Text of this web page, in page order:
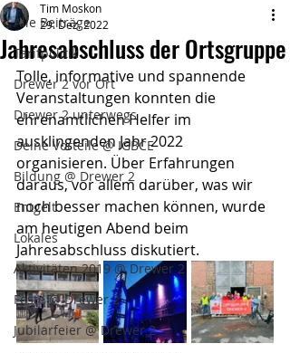
Alle Beiträge
Tarifpolitik
Drewer 2 vor Ort
Drewer 2 unterwegs
Deine Vorteile @ IGBCE
Bildung @ Drewer 2
Entgelt
Lokales
Aktivitäten 2019 @ Drewer 2
Feste @ Drewer 2
Jubilarfeier @ Drewer 2
Jahresabschluss der Ortsgruppe
Tim Moskon
29. Dez. 2022
Tolle, informative und spannende
Veranstaltungen konnten die
ehrenamtlichen Helfer im
ausklingenden Jahr 2022
organisieren. Über Erfahrungen
daraus, vor allem darüber, was wir
noch besser machen können, wurde
am heutigen Abend beim
Jahresabschluss diskutiert.